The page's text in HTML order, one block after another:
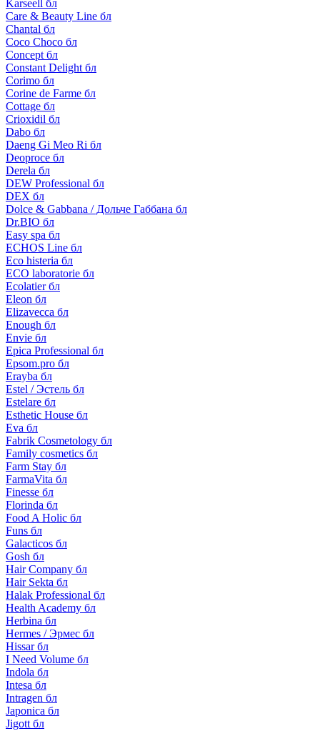
Karseell бл
Care & Beauty Line бл
Chantal бл
Coco Choco бл
Concept бл
Constant Delight бл
Corimo бл
Corine de Farme бл
Cottage бл
Crioxidil бл
Dabo бл
Daeng Gi Meo Ri бл
Deoproce бл
Derela бл
DEW Professional бл
DEX бл
Dolce & Gabbana / Дольче Габбана бл
Dr.BIO бл
Easy spa бл
ECHOS Line бл
Eco histeria бл
ECO laboratorie бл
Ecolatier бл
Eleon бл
Elizavecca бл
Enough бл
Envie бл
Epica Professional бл
Epsom.pro бл
Erayba бл
Estel / Эстель бл
Estelare бл
Esthetic House бл
Eva бл
Fabrik Cosmetology бл
Family cosmetics бл
Farm Stay бл
FarmaVita бл
Finesse бл
Florinda бл
Food A Holic бл
Funs бл
Galacticos бл
Gosh бл
Hair Company бл
Hair Sekta бл
Halak Professional бл
Health Academy бл
Herbina бл
Hermes / Эрмес бл
Hissar бл
I Need Volume бл
Indola бл
Intesa бл
Intragen бл
Japonica бл
Jigott бл